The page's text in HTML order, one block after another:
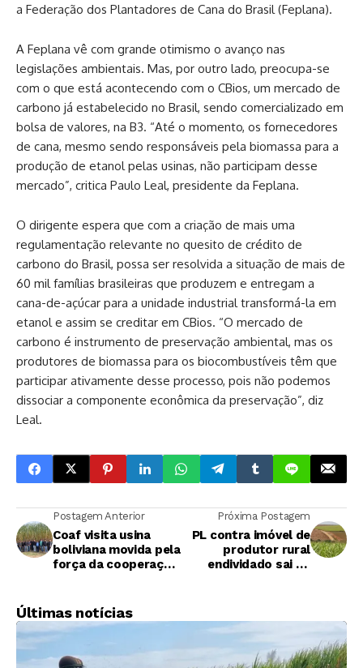
a Federação dos Plantadores de Cana do Brasil (Feplana).
A Feplana vê com grande otimismo o avanço nas
legislações ambientais. Mas, por outro lado, preocupa-se
com o que está acontecendo com o CBios, um mercado de
carbono já estabelecido no Brasil, sendo comercializado em
bolsa de valores, na B3. “Até o momento, os fornecedores
de cana, mesmo sendo responsáveis pela biomassa para a
produção de etanol pelas usinas, não participam desse
mercado”, critica Paulo Leal, presidente da Feplana.
O dirigente espera que com a criação de mais uma
regulamentação relevante no quesito de crédito de
carbono do Brasil, possa ser resolvida a situação de mais de
60 mil famílias brasileiras que produzem e entregam a
cana-de-açúcar para a unidade industrial transformá-la em
etanol e assim se creditar em CBios. “O mercado de
carbono é instrumento de preservação ambiental, mas os
produtores de biomassa para os biocombustíveis têm que
participar ativamente desse processo, pois não podemos
dissociar a componente econômica da preservação”, diz
Leal.
Postagem Anterior
Coaf visita usina
boliviana movida pela
força da cooperação
Próxima Postagem
PL contra imóvel de
produtor rural
endividado sai de
Últimas notícias